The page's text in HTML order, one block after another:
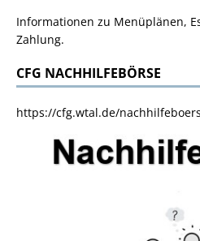
Informationen zu Menüplänen,
Zahlung.
CFG NACHHILFEBÖRSE
https://cfg.wtal.de/